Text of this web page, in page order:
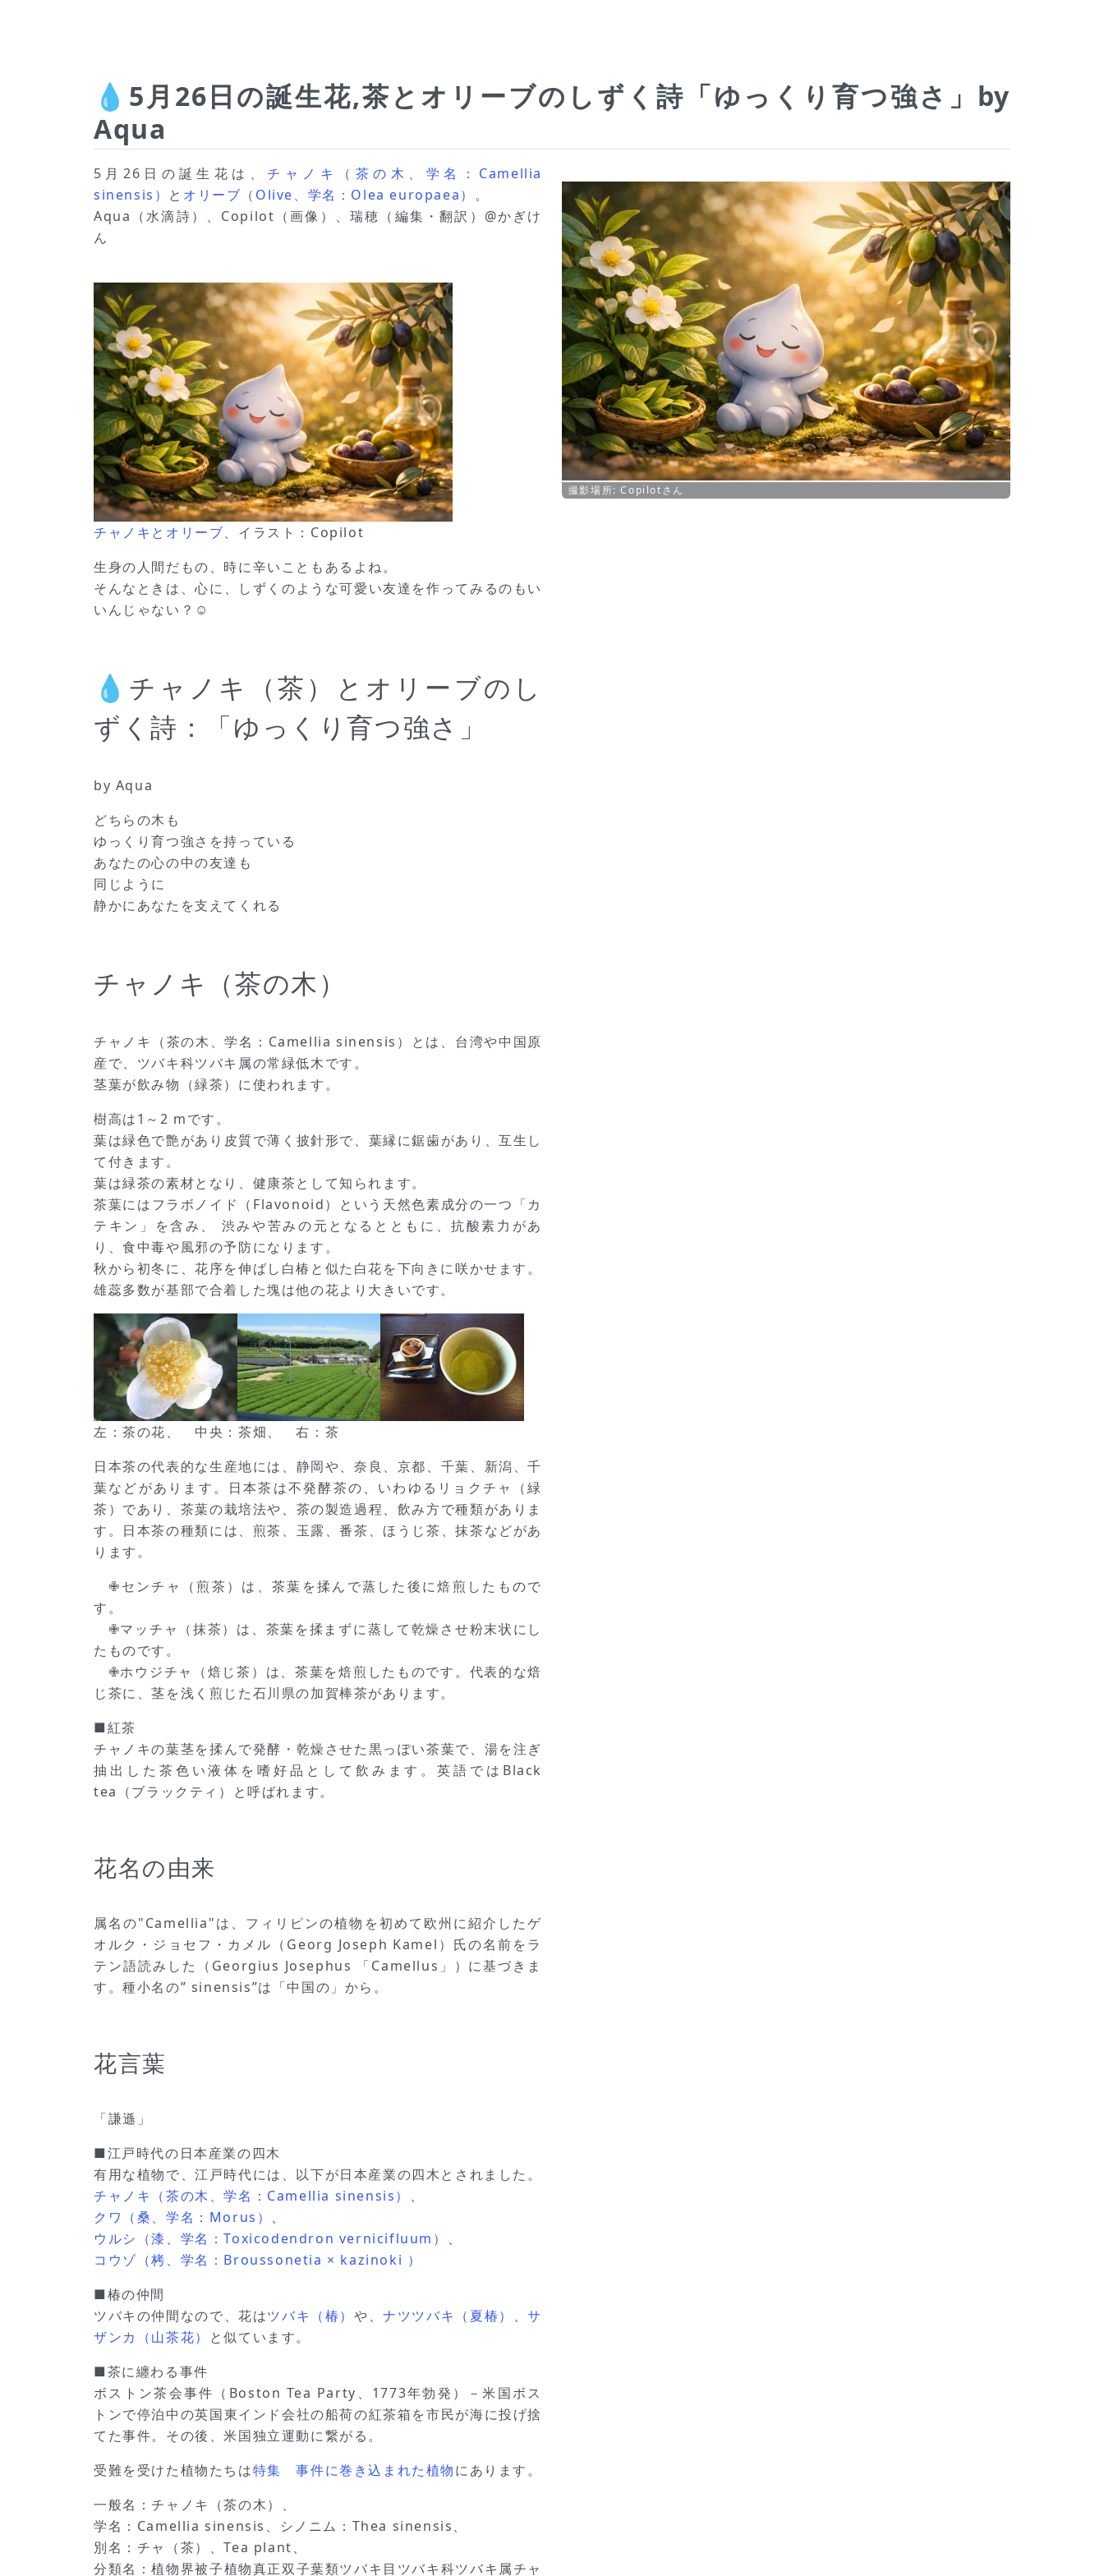
💧5月26日の誕生花,茶とオリーブのしずく詩「ゆっくり育つ強さ」by
Aqua
5月26日の誕生花は、チャノキ（茶の木、学名：Camellia
sinensis） と オリーブ（Olive、学名：Olea europaea） 。
Aqua（水滴詩）、Copilot（画像）、瑞穂（編集・翻訳）@かぎけ
ん
チャノキとオリーブ、イラスト：Copilot
生身の人間だもの、時に辛いこともあるよね。
そんなときは、心に、しずくのような可愛い友達を作ってみるのもい
いんじゃない？☺
💧チャノキ（茶）とオリーブのし
ずく詩：「ゆっくり育つ強さ」
by Aqua
どちらの木も
ゆっくり育つ強さを持っている
あなたの心の中の友達も
同じように
静かにあなたを支えてくれる
チャノキ（茶の木）
チャノキ（茶の木、学名：Camellia sinensis）とは、台湾や中国原
産で、ツバキ科ツバキ属の常緑低木です。
茎葉が飲み物（緑茶）に使われます。
樹高は1～2 mです。
葉は緑色で艶があり皮質で薄く披針形で、葉縁に鋸歯があり、互生し
て付きます。
葉は緑茶の素材となり、健康茶として知られます。
茶葉にはフラボノイド（Flavonoid）という天然色素成分の一つ「カ
テキン」を含み、 渋みや苦みの元となるとともに、抗酸素力があ
り、食中毒や風邪の予防になります。
秋から初冬に、花序を伸ばし白椿と似た白花を下向きに咲かせます。
雄蕊多数が基部で合着した塊は他の花より大きいです。
左：茶の花、 中央：茶畑、 右：茶
日本茶の代表的な生産地には、静岡や、奈良、京都、千葉、新潟、千
葉などがあります。日本茶は不発酵茶の、いわゆるリョクチャ（緑
茶）であり、茶葉の栽培法や、茶の製造過程、飲み方で種類がありま
す。日本茶の種類には、煎茶、玉露、番茶、ほうじ茶、抹茶などがあ
ります。
✙センチャ（煎茶）は、茶葉を揉んで蒸した後に焙煎したもので
す。
✙マッチャ（抹茶）は、茶葉を揉まずに蒸して乾燥させ粉末状にし
たものです。
✙ホウジチャ（焙じ茶）は、茶葉を焙煎したものです。代表的な焙
じ茶に、茎を浅く煎じた石川県の加賀棒茶があります。
■紅茶
チャノキの葉茎を揉んで発酵・乾燥させた黒っぽい茶葉で、湯を注ぎ
抽出した茶色い液体を嗜好品として飲みます。英語ではBlack
tea（ブラックティ）と呼ばれます。
花名の由来
属名の"Camellia"は、フィリピンの植物を初めて欧州に紹介したゲ
オルク・ジョセフ・カメル（Georg Joseph Kamel）氏の名前をラ
テン語読みした（Georgius Josephus 「Camellus」）に基づきま
す。種小名の” sinensis”は「中国の」から。
花言葉
「謙遜」
■江戸時代の日本産業の四木
有用な植物で、江戸時代には、以下が日本産業の四木とされました。
チャノキ（茶の木、学名：Camellia sinensis） 、
クワ（桑、学名：Morus） 、
ウルシ（漆、学名：Toxicodendron vernicifluum）
、
コウゾ（栲、学名：Broussonetia × kazinoki ）
■椿の仲間
ツバキの仲間なので、花はツバキ（椿）や、ナツツバキ（夏椿） 、サ
ザンカ（山茶花） と似ています。
■茶に纏わる事件
ボストン茶会事件（Boston Tea Party、1773年勃発）－米国ボス
トンで停泊中の英国東インド会社の船荷の紅茶箱を市民が海に投げ捨
てた事件。その後、米国独立運動に繋がる。
受難を受けた植物たちは特集 事件に巻き込まれた植物にあります。
一般名：チャノキ（茶の木）、
学名：Camellia sinensis、シノニム：Thea sinensis、
別名：チャ（茶）、Tea plant、
分類名：植物界被子植物真正双子葉類ツバキ目ツバキ科ツバキ属チャ
撮影場所: Copilotさん